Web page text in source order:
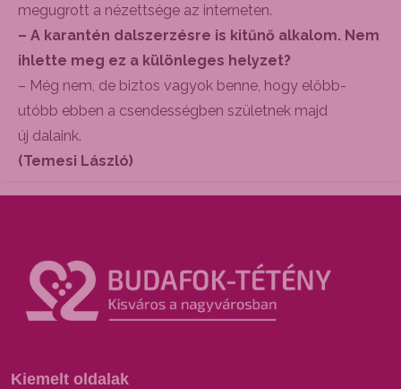
megugrott a nézettsége az interneten.
– A karantén dalszerzésre is kitűnő alkalom. Nem
ihlette meg ez a különleges helyzet?
– Még nem, de biztos vagyok benne, hogy előbb-
utóbb ebben a csendességben születnek majd
új dalaink.
(Temesi László)
Kiemelt oldalak